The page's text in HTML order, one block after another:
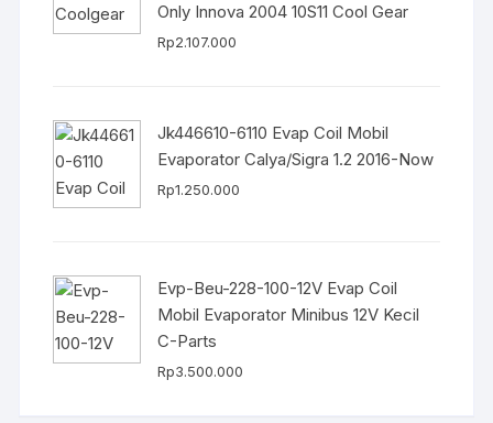
Only Innova 2004 10S11 Cool Gear
Rp2.107.000
Jk446610-6110 Evap Coil Mobil
Evaporator Calya/Sigra 1.2 2016-Now
Rp1.250.000
Evp-Beu-228-100-12V Evap Coil
Mobil Evaporator Minibus 12V Kecil
C-Parts
Rp3.500.000